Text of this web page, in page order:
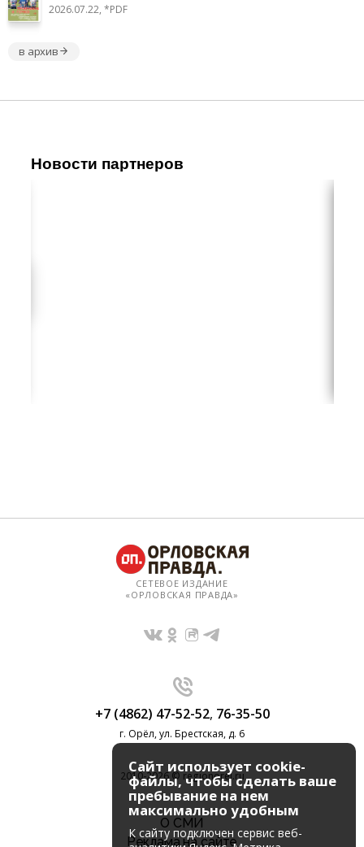
2026.07.22, *PDF
в архив
Новости партнеров
СЕТЕВОЕ ИЗДАНИЕ
«ОРЛОВСКАЯ ПРАВДА»
+7 (4862) 47-52-52, 76-35-50
г. Орёл, ул. Брестская, д. 6
2010-2026 © regionorel.ru
О СМИ
Реклама на сайте
Сайт использует cookie-
файлы, чтобы сделать ваше
пребывание на нем
максимально удобным
К cайту подключен сервис веб-